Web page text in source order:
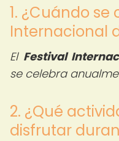
1. ¿Cuándo se
Internacional
El Festival
se celebra
2. ¿Qué
disfrutar